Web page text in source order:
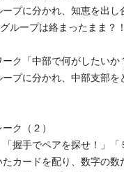
分かれ、知恵を出し合
ループは絡まったまま？
ク「中部で何がしたいか
分かれ、中部支部をど
ク（２）
でペアを探せ！」「５
ドを配り、数字の数だ